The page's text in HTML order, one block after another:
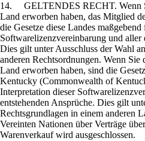
14. GELTENDES RECHT. Wenn
Land erworben haben, das Mitglied
die Gesetze diese Landes
Softwarelizenzvereinbarung und aller
Dies gilt unter Ausschluss der Wahl
anderen Rechtsordnungen. Wenn Sie
Land erworben haben, sind die
Kentucky (Commonwealth of
Interpretation dieser
entstehenden Ansprüche. Dies gilt
Rechtsgrundlagen in einem anderen
Vereinten Nationen über Verträge
Warenverkauf wird ausgeschlossen.